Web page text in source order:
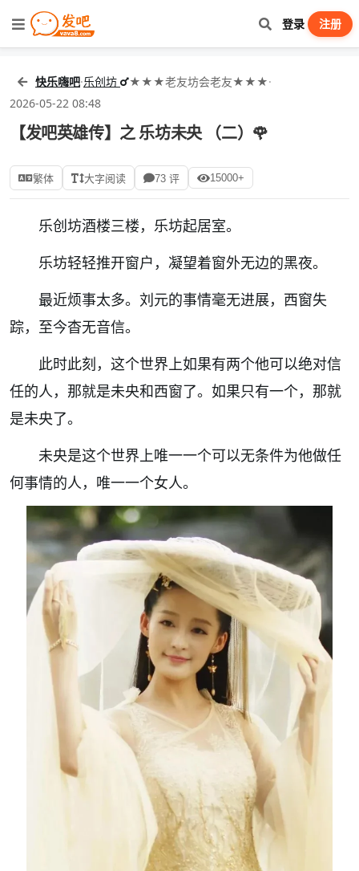
登录 注册
快乐嗨吧·乐创坊 ★★★老友坊会老友★★★·
2026-05-22 08:48
【发吧英雄传】之 乐坊未央 （二）🌹
繁体 大字阅读 73 评 15000+
乐创坊酒楼三楼，乐坊起居室。
乐坊轻轻推开窗户，凝望着窗外无边的黑夜。
最近烦事太多。刘元的事情毫无进展，西窗失
踪，至今杳无音信。
此时此刻，这个世界上如果有两个他可以绝对信
任的人，那就是未央和西窗了。如果只有一个，那就
是未央了。
未央是这个世界上唯一一个可以无条件为他做任
何事情的人，唯一一个女人。